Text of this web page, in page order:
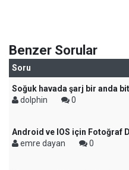
Benzer Sorular
Soru
Soğuk havada şarj bir anda
dolphin
0
Android ve IOS için Fotoğraf
emre dayan
0